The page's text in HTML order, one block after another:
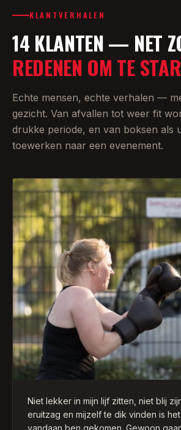
KLANTVERHALEN
14 KLANTEN — NET
REDENEN OM TE
Echte mensen, echte verhalen —
gezicht. Van afvallen tot weer fit
drukke periode, en van boksen als
toewerken naar een evenement.
Niet lekker in mijn lijf zitten, niet blij
eruitzag en mijzelf te dik vinden is
vandaan ben gekomen. Gewoon